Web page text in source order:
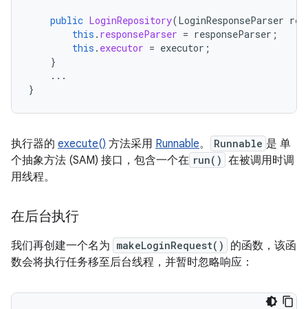
public LoginRepository(LoginResponseParser
this . responseParser = responseParser ;
this . executor = executor ;
}
...
}
执行器的 execute() 方法采用 Runnable。 Runnable 是 单
个抽象方法 (SAM) 接口，包含一个在 run() 在被调用时调
用线程。
在后台执行
我们再创建一个名为 makeLoginRequest()
的函数，该函
数会将执行任务移至后台线程，并暂时忽略响应：